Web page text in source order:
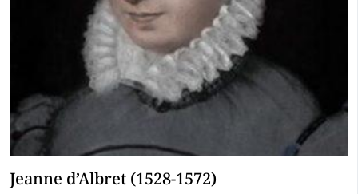
Jeanne d’Albret (1528-1572)